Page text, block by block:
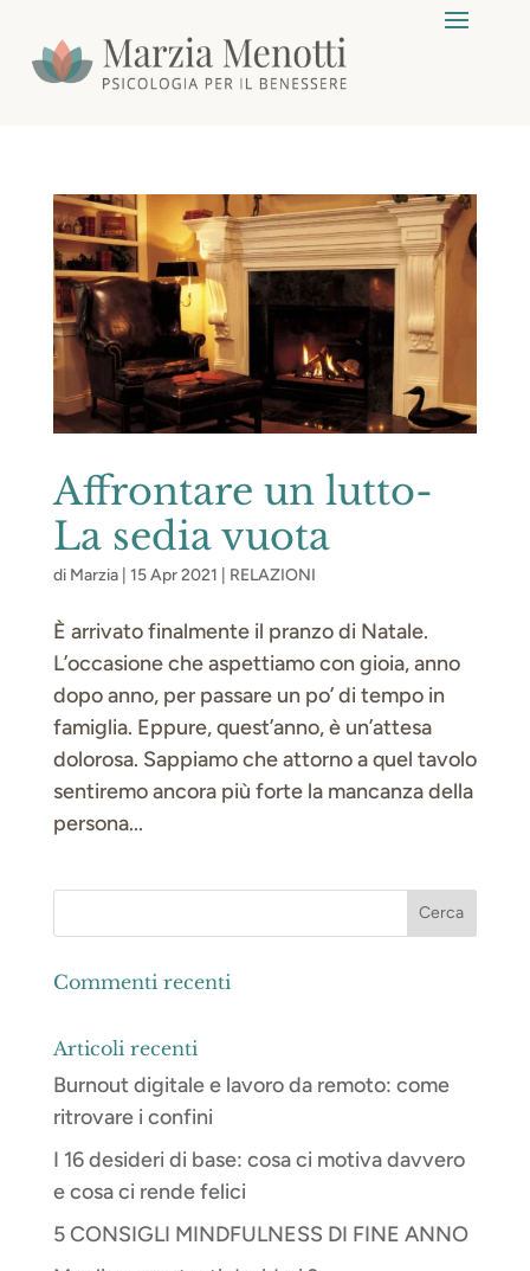
Affrontare un lutto-
La sedia vuota
di Marzia| 15 Apr 2021 RELAZIONI
È arrivato finalmente il pranzo di Natale.
L’occasione che aspettiamo con gioia, anno
dopo anno, per passare un po’ di tempo in
famiglia. Eppure, quest’anno, è un’attesa
dolorosa. Sappiamo che attorno a quel tavolo
sentiremo ancora più forte la mancanza della
persona...
Commenti recenti
Articoli recenti
Burnout digitale e lavoro da remoto: come
ritrovare i confini
I 16 desideri di base: cosa ci motiva davvero
e cosa ci rende felici
5 CONSIGLI MINDFULNESS DI FINE ANNO